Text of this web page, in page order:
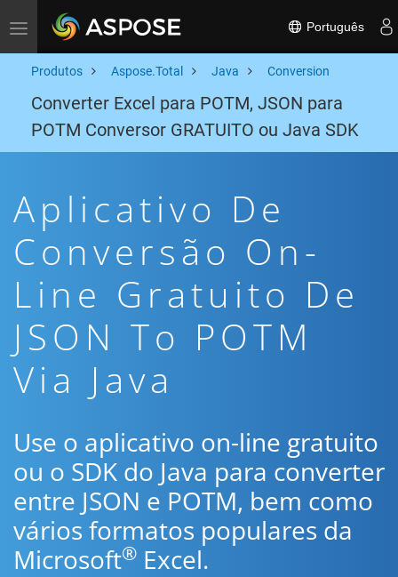
Toggle navigation Português
Produtos Aspose.Total Java Conversion
Converter Excel para POTM, JSON para
POTM Conversor GRATUITO ou Java SDK
Aplicativo De
Conversão On-
Line Gratuito De
JSON To POTM
Via Java
Use o aplicativo on-line gratuito
ou o SDK do Java para converter
entre JSON e POTM, bem como
vários formatos populares da
Microsoft® Excel.